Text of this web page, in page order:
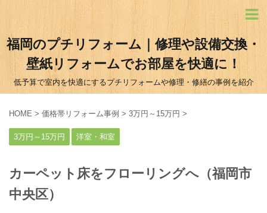
福岡のプチリフォーム｜修理や設備交換・
壁紙リフォームでお部屋を快適に！
低予算で室内を快適にするプチリフォームや修理・修繕の事例を紹介
HOME > 価格帯リフォーム事例 > 3万円～15万円 >
3万円～15万円 洋室・和室
カーペット床をフローリングへ（福岡市
中央区）